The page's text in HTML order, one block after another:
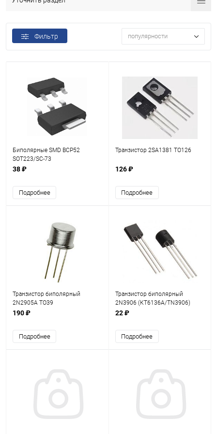
Фильтр популярности
Биполярные SMD BCP52
SOT223/SC-73
38 ₽
Подробнее
Транзистор 2SA1381 TO126
126 ₽
Подробнее
Транзистор биполярный
2N2905A TO39
190 ₽
Подробнее
Транзистор биполярный
2N3906 (КТ6136А/TN3906)
TO92
22 ₽
Подробнее